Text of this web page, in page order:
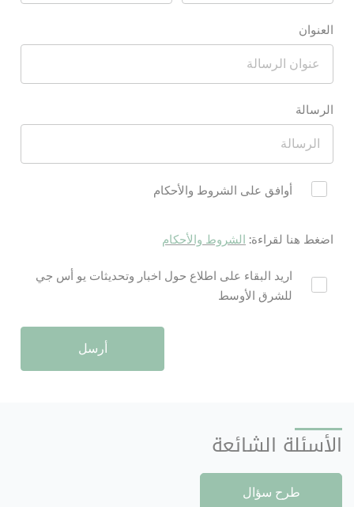
العنوان
الرسالة
أوافق على الشروط والأحكام
اضغط هنا لقراءة: الشروط والأحكام
اريد البقاء على اطلاع حول اخبار وتحديثات يو أس جي
للشرق الأوسط
أرسل
الأسئلة الشائعة
طرح سؤال